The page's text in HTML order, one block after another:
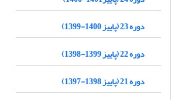
دوره 23 (پاییز 1400-1399)
دوره 22 (پاییز 1399-1398)
دوره 21 (پاییز 1398-1397)